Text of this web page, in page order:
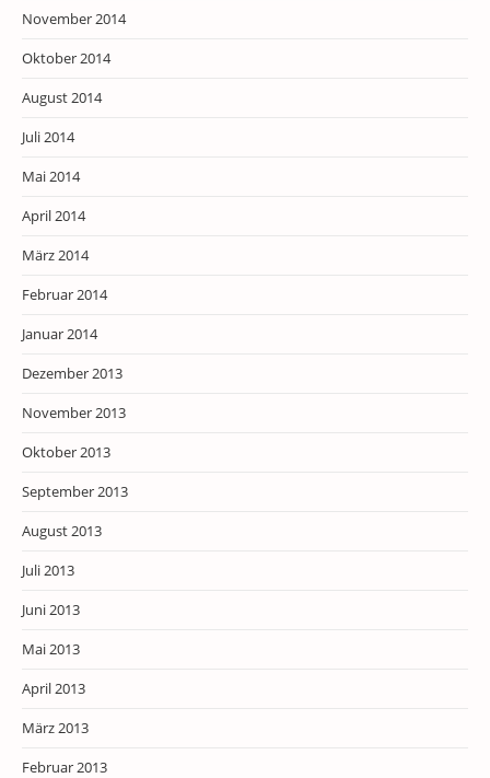
November 2014
Oktober 2014
August 2014
Juli 2014
Mai 2014
April 2014
März 2014
Februar 2014
Januar 2014
Dezember 2013
November 2013
Oktober 2013
September 2013
August 2013
Juli 2013
Juni 2013
Mai 2013
April 2013
März 2013
Februar 2013